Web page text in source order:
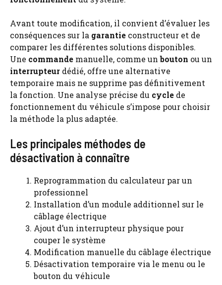
Avant toute modification, il convient d’évaluer les
conséquences sur la garantie constructeur et de
comparer les différentes solutions disponibles.
Une commande manuelle, comme unbouton ou un
interrupteur dédié, offre une alternative
temporaire mais ne supprime pas définitivement
la fonction. Une analyse précise du cycle de
fonctionnement du véhicule s’impose pour choisir
la méthode la plus adaptée.
Les principales méthodes de
désactivation à connaître
Reprogrammation du calculateur par un
professionnel
Installation d’un module additionnel sur le
câblage électrique
Ajout d’un interrupteur physique pour
couper le système
Modification manuelle du câblage électrique
Désactivation temporaire via le menu ou le
bouton du véhicule